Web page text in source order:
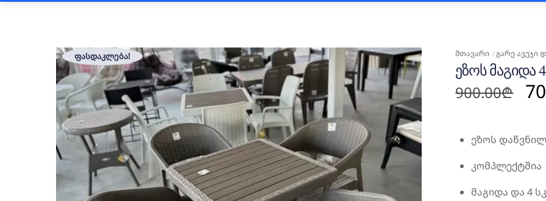
ᲤᲐᲡᲓᲐᲙᲚᲔᲑᲐ! ᲛᲗᲐᲕᲐᲠᲘ ᲒᲐᲠᲔ ᲐᲕᲔᲯᲘ
ᲔᲖᲝᲡ ᲛᲐᲒᲘᲓᲐ
900.00₾
ეზოს
კომპლექტშია
მაგიდა და 4